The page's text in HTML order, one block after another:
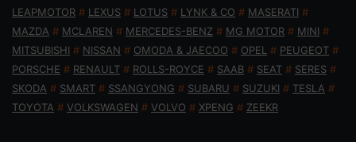
LEAPMOTOR # LEXUS # LOTUS # LYNK & CO # MASERATI #
MAZDA # MCLAREN # MERCEDES-BENZ # MG MOTOR # MINI #
MITSUBISHI # NISSAN # OMODA & JAECOO # OPEL # PEUGEOT #
PORSCHE # RENAULT # ROLLS-ROYCE # SAAB # SEAT # SERES #
SKODA # SMART # SSANGYONG # SUBARU # SUZUKI # TESLA #
TOYOTA # VOLKSWAGEN # VOLVO # XPENG # ZEEKR